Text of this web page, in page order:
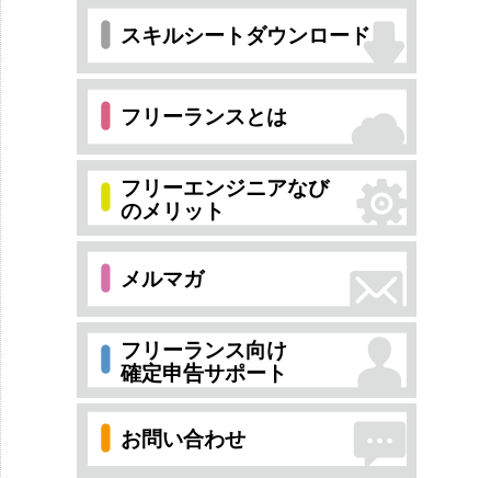
スキルシートダウンロード
フリーランスとは
フリーエンジニアなび
のメリット
メルマガ
フリーランス向け
確定申告サポート
お問い合わせ